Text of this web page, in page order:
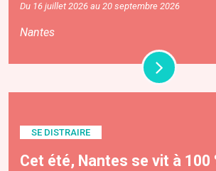
Du 16 juillet 2026 au 20 septembre 2026
Nantes
SE DISTRAIRE
Cet été, Nantes se vit à 100